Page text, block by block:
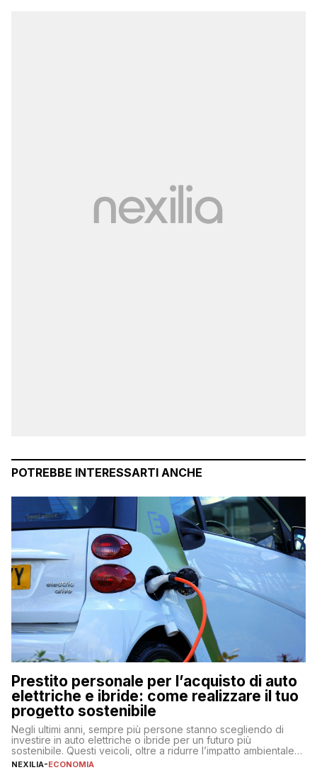
POTREBBE INTERESSARTI ANCHE
Prestito personale per l’acquisto di auto
elettriche e ibride: come realizzare il tuo
progetto sostenibile
Negli ultimi anni, sempre più persone stanno scegliendo di
investire in auto elettriche o ibride per un futuro più
sostenibile. Questi veicoli, oltre a ridurre l’impatto ambientale,
offrono vantaggi economici a lungo termine, come minori costi
NEXILIA-ECONOMIA